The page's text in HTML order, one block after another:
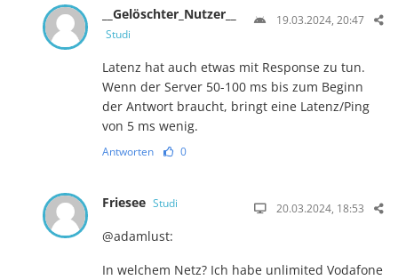
__Gelöschter_Nutzer__
Studi
19.03.2024, 20:47
Latenz hat auch etwas mit Response zu tun.
Wenn der Server 50-100 ms bis zum Beginn
der Antwort braucht, bringt eine Latenz/Ping
von 5 ms wenig.
Antworten 0
Friesee Studi 20.03.2024, 18:53
@adamlust:
In welchem Netz? Ich habe unlimited Vodafone